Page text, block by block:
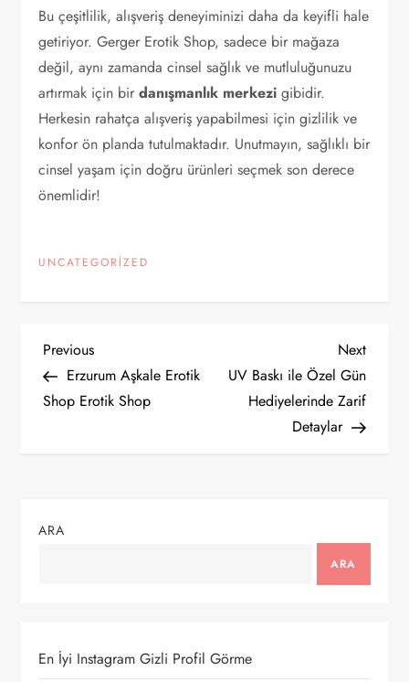
Bu çeşitlilik, alışveriş deneyiminizi daha da keyifli hale
getiriyor. Gerger Erotik Shop, sadece bir mağaza
değil, aynı zamanda cinsel sağlık ve mutluluğunuzu
artırmak için birdanışmanlık merkezi gibidir.
Herkesin rahatça alışveriş yapabilmesi için gizlilik ve
konfor ön planda tutulmaktadır. Unutmayın, sağlıklı bir
cinsel yaşam için doğru ürünleri seçmek son derece
önemlidir!
UNCATEGORIZED
Y
a
g
i
Previous
Post
Previous
Erzurum Aşkale Erotik
Shop Erotik Shop
Next
Post
Next
UV Baskı ile Özel Gün
Hediyelerinde Zarif
Detaylar
ARA
ARA
En İyi Instagram Gizli Profil Görme